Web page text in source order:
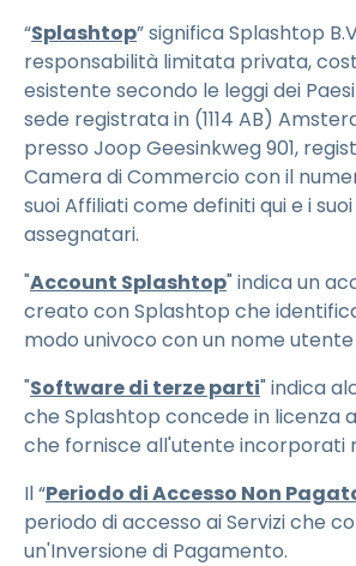
“Splashtop” significa Splashtop
responsabilità limitata privata,
esistente secondo le leggi dei
sede registrata in (1114 AB)
presso Joop Geesinkweg 901,
Camera di Commercio con il
suoi Affiliati come definiti qui e i
assegnatari.
"Account Splashtop" indica un
creato con Splashtop che
modo univoco con un nome
"Software di terze parti" indica
che Splashtop concede in licenza
che fornisce all'utente incorporati
Il “Periodo di Accesso Non
periodo di accesso ai Servizi che
un'Inversione di Pagamento.